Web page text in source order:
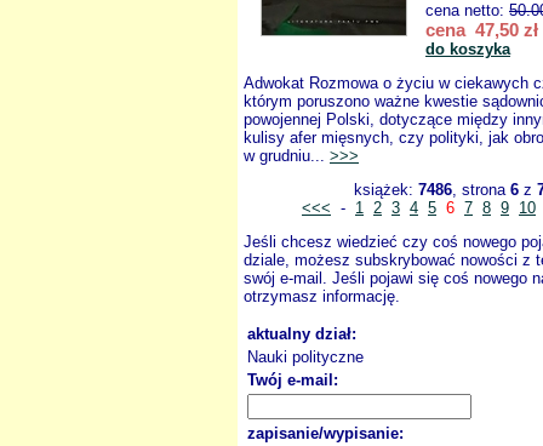
cena netto:
cena 47,50 zł
do koszyka
Adwokat Rozmowa o życiu w ciekawych
którym poruszono ważne kwestie
powojennej Polski, dotyczące między
kulisy afer mięsnych, czy polityki, jak
w grudniu... >>>
książek: 7486, strona 6 z
<<< - 1 2 3 4 5 6 7 8 9 10
Jeśli chcesz wiedzieć czy coś nowego
dziale, możesz subskrybować nowości z
swój e-mail. Jeśli pojawi się coś nowego
otrzymasz informację.
aktualny dział:
Nauki polityczne
Twój e-mail:
zapisanie/wypisanie: